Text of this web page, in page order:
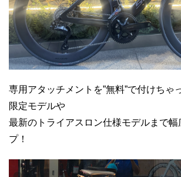
専用アタッチメントを”無料”で付けちゃ
限定モデルや
最新のトライアスロン仕様モデルまで幅
プ！